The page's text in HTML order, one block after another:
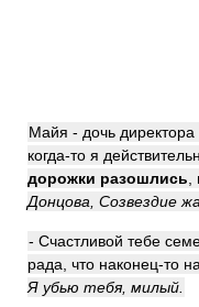
Майя - дочь
когда-то я
дорожки разошлись
Донцова, Созвездие
- Счастливой тебе
рада, что наконец-то
Я убью тебя, милый.